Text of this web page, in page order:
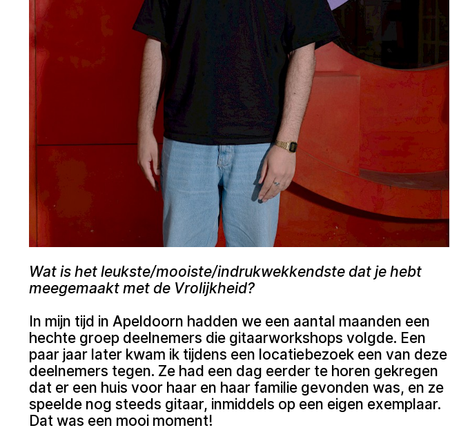
Wat is het leukste/mooiste/indrukwekkendste dat je hebt
meegemaakt met de Vrolijkheid?
In mijn tijd in Apeldoorn hadden we een aantal maanden een
hechte groep deelnemers die gitaarworkshops volgde. Een
paar jaar later kwam ik tijdens een locatiebezoek een van deze
deelnemers tegen. Ze had een dag eerder te horen gekregen
dat er een huis voor haar en haar familie gevonden was, en ze
speelde nog steeds gitaar, inmiddels op een eigen exemplaar.
Dat was een mooi moment!